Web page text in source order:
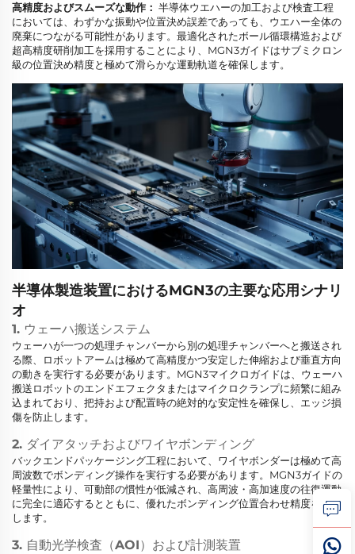
高精度およびスムーズな動作： 半導体ウエハーの加工および検査工程
においては、わずかな振動や位置決め誤差であっても、ウエハー全体の
廃棄につながる可能性があります。最適化されたボール循環構造および
超高精度研削加工を採用することにより、MGN3ガイドはサブミクロン
級の位置決め精度と極めて滑らかな運動軌道を確保します。
半導体製造装置におけるMGN3の主要な応用シナリ
オ
1. ウェーハ搬送システム
ウェーハが一つの処理チャンバーから別の処理チャンバーへと搬送され
る際、ロボットアームは極めて高精度かつ安定した伸縮および垂直方向
の動きを実行する必要があります。MGN3マイクロガイドは、ウェーハ
搬送ロボットのエンドエフェクタまたはマイクロクランプに頻繁に組み
込まれており、把持および配置時の絶対的な安定性を確保し、エッジ損
傷を防止します。
2. ダイアタッチおよびワイヤボンディング
バックエンドパッケージング工程において、ワイヤボンダーは極めて高
周波数でボンディング操作を実行する必要があります。MGN3ガイドの
軽量性により、可動部の慣性が低減され、高周波・高加速度の往復運動
に完全に適応するとともに、優れたボンディング位置合わせ精度を維持
します。
3. 自動光学検査（AOI）および計測装置